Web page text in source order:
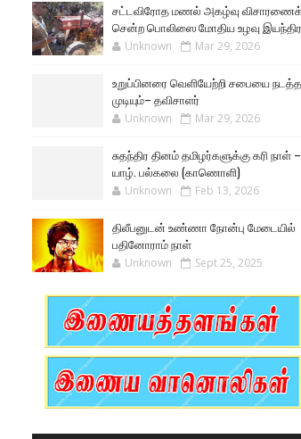
சட்டவிரோத மணல் அகழ்வு
சென்ற பொலிஸை மோதிய உழவு
Unknown Mar 29, 2026
உறுப்பினரை வெளியேற்றி சபையை நடத்த
முடியும்– தவிசாளர்
Unknown Mar 29, 2026
சுதந்திர தினம் தமிழர்களுக்கு கரி நாள் –
யாழ். பல்கலை (காணொளி)
Unknown Feb 13, 2026
திலீபனுடன் உண்ணா நோன்பு மேடையில்
பதினோராம் நாள்
Unknown Sept 25, 2025